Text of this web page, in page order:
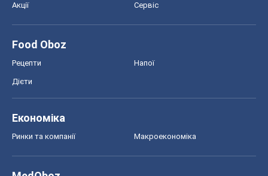
Акції Сервіс
Food Oboz
Рецепти Напої
Дієти
Економіка
Ринки та компанії Макроекономіка